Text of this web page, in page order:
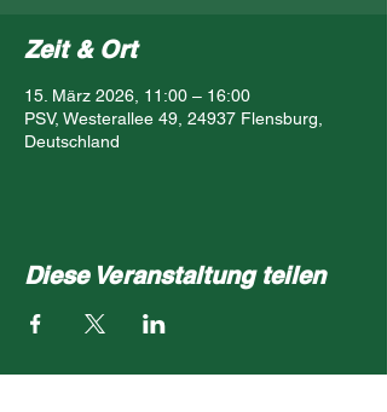
Zeit & Ort
15. März 2026, 11:00 – 16:00
PSV, Westerallee 49, 24937 Flensburg,
Deutschland
Diese Veranstaltung teilen